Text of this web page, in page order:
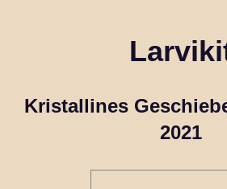
Kristallines
2021